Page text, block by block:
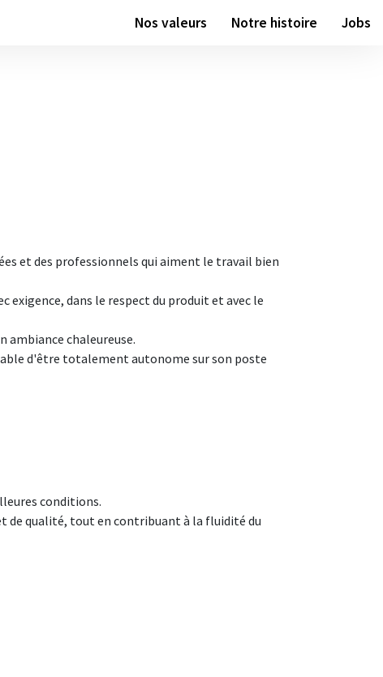
Nos valeurs Notre histoire Jobs
et des professionnels qui aiment le travail bien
exigence, dans le respect du produit et avec le
ambiance chaleureuse.
d'être totalement autonome sur son poste
conditions.
de qualité, tout en contribuant à la fluidité du